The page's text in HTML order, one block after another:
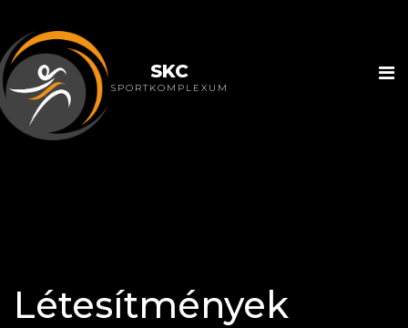
SKC
SPORTKOMPLEXUM
Létesítmények